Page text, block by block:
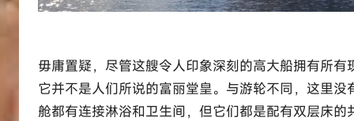
毋庸置疑，尽管这艘令人印象深刻的高大船拥有所
它并不是人们所说的富丽堂皇。与游轮不同，这里
舱都有连接淋浴和卫生间，但它们都是配有双层床